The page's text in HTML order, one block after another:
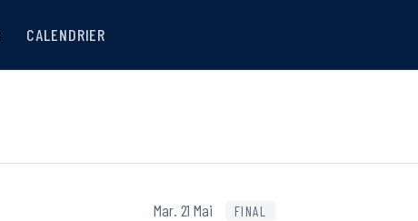
CALENDRIER
Mar. 21 Mai FINAL